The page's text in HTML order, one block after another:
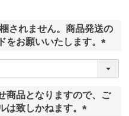
されません。商品発送の
をお願いいたします。
(
必
)
品となりますので、ご
は致しかねます。